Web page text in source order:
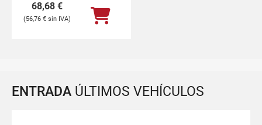
68,68 €
56,76 €
ENTRADA ÚLTIMOS VEHÍCULOS